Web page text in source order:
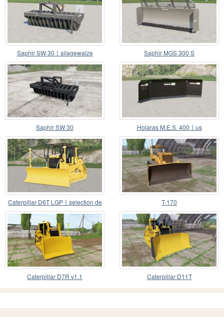
Saphir SW 30〡silagewalze Saphir MGS 300 S
Saphir SW 30 Holaras M.E.S. 400〡us
Caterpillar D6T LGP〡selection de
conjuntos compl
T-170
Caterpillar D7R v1.1 Caterpillar D11T